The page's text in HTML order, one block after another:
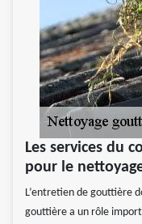
Les services du
pour le
L’entretien de gouttière
gouttière a un rôle